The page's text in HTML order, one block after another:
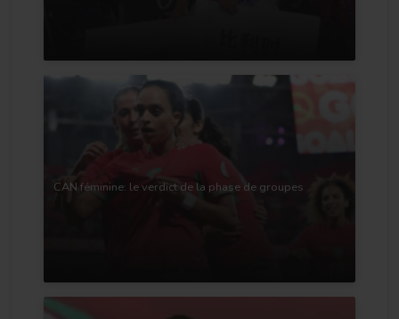
CAN féminine: le verdict de la phase de groupes